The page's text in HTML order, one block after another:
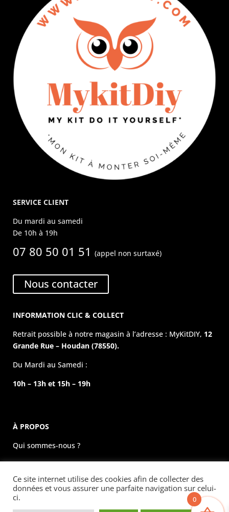
SERVICE CLIENT
Du mardi au samedi
De 10h à 19h
07 80 50 01 51(appel non surtaxé)
Nous contacter
INFORMATION CLIC & COLLECT
Retrait possible à notre magasin à l’adresse : MyKitDIY, 12
Grande Rue – Houdan (78550).
Du Mardi au Samedi :
10h – 13h et 15h – 19h
À PROPOS
Qui sommes-nous ?
La boutique physique
Évènements
Mentions légales
Ce site internet utilise des cookies afin de collecter des
données et vous assurer une parfaite navigation sur celui-
ci.
0